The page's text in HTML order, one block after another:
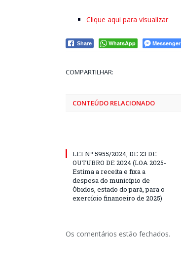
Clique aqui para visualizar
Share WhatsApp Messenger
COMPARTILHAR:
CONTEÚDO RELACIONADO
LEI Nº 5955/2024, DE 23 DE
OUTUBRO DE 2024 (LOA 2025-
Estima a receita e fixa a
despesa do município de
Óbidos, estado do pará, para o
exercício financeiro de 2025)
Os comentários estão fechados.